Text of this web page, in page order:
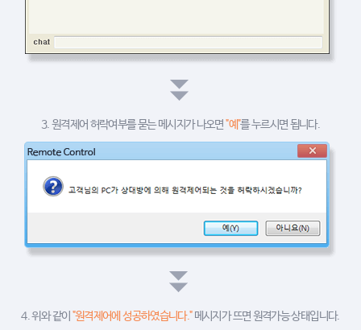
3. 원격제어 허락여부를 묻는 메시지가 나오면"예"를 누르시면 됩니다.
4. 위와 같이 "원격제어에 성공하였습니다."메시지가 뜨면 원격가능 상태입니다.